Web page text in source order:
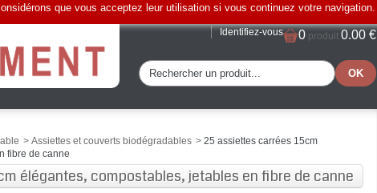
Identifiez-vous 0 produit 0.00 €
que vous acceptez leur utilisation si vous continuez votre navigation.
> Assiettes et couverts biodégradables > 25 assiettes carrées 15cm
fibre de canne
élégantes, compostables, jetables en fibre de canne